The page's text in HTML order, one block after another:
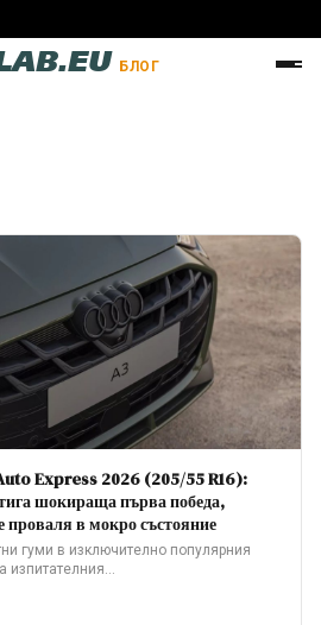
БЛОГ
Express 2026 (205/55 R16):
шокираща първа победа,
в мокро състояние
гуми в изключително популярния
изпитателния…